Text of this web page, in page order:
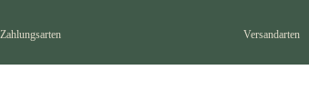
Zahlungsarten Versandarten